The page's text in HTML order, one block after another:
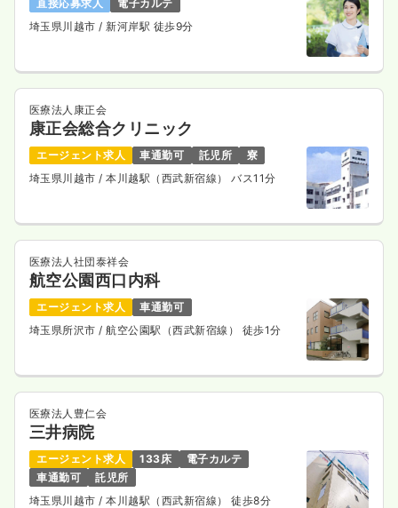
直接応募求人
電子カルテ
埼玉県川越市/ 新河岸駅 徒歩9分
医療法人康正会
康正会総合クリニック
エージェント求人 車通勤可 託児所
寮
埼玉県川越市/ 本川越駅（西武新宿線） バス11分
医療法人社団泰祥会
航空公園西口内科
エージェント求人
車通勤可
埼玉県所沢市/ 航空公園駅（西武新宿線） 徒歩1分
医療法人豊仁会
三井病院
エージェント求人 133床
電子カルテ
車通勤可
託児所
埼玉県川越市 / 本川越駅（西武新宿線） 徒歩8分